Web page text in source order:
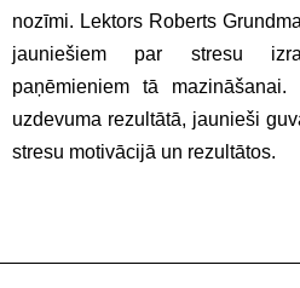
nozīmi. Lektors Roberts
jauniešiem par stresu
paņēmieniem tā
uzdevuma rezultātā, jaunieši
stresu motivācijā un rezultātos.